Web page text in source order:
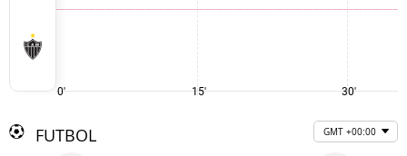
0' 15' 30'
FUTBOL GMT +00:00